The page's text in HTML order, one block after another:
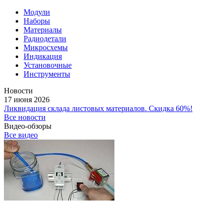
Модули
Наборы
Материалы
Радиодетали
Микросхемы
Индикация
Установочные
Инструменты
Новости
17 июня 2026
Ликвидация склада листовых материалов. Скидка 60%!
Все новости
Видео-обзоры
Все видео